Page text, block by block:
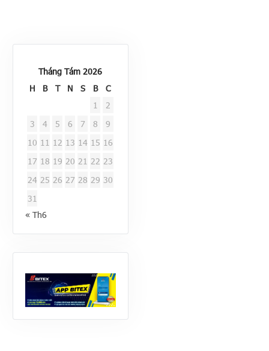
Tháng Tám 2026
H
B T N S B
C
1
2
3
4 5 6 7 8
9
10 11 12 13 14 15 16
17 18 19 20 21 22 23
24 25 26 27 28 29 30
31
« Th6